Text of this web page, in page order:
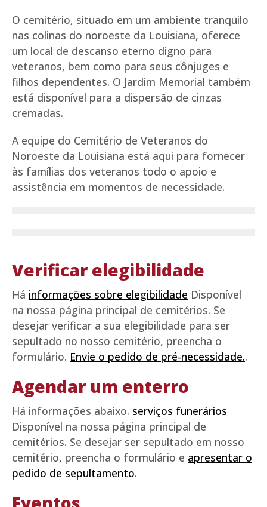
O cemitério, situado em um ambiente tranquilo
nas colinas do noroeste da Louisiana, oferece
um local de descanso eterno digno para
veteranos, bem como para seus cônjuges e
filhos dependentes. O Jardim Memorial também
está disponível para a dispersão de cinzas
cremadas.
A equipe do Cemitério de Veteranos do
Noroeste da Louisiana está aqui para fornecer
às famílias dos veteranos todo o apoio e
assistência em momentos de necessidade.
Verificar elegibilidade
Há informações sobre elegibilidade Disponível
na nossa página principal de cemitérios. Se
desejar verificar a sua elegibilidade para ser
sepultado no nosso cemitério, preencha o
formulário. Envie o pedido de pré-necessidade..
Agendar um enterro
Há informações abaixo. serviços funerários
Disponível na nossa página principal de
cemitérios. Se desejar ser sepultado em nosso
cemitério, preencha o formulário e apresentar o
pedido de sepultamento.